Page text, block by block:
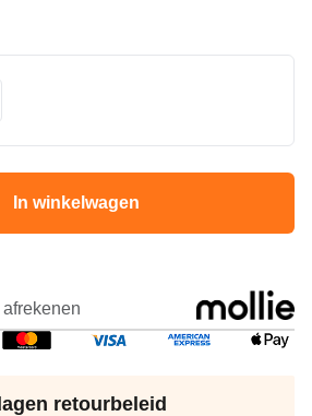
In winkelwagen
retourbeleid